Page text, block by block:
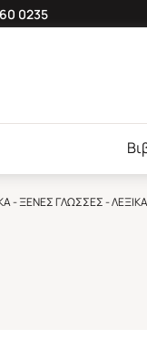
0235
- ΞΕΝΕΣ ΓΛΩΣΣΕΣ - ΛΕΞΙΚΑ